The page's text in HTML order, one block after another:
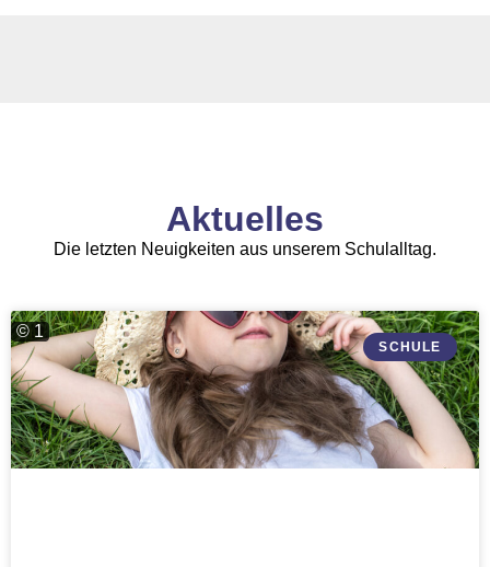
Aktuelles
Die letzten Neuigkeiten aus unserem Schulalltag.
© 1
SCHULE